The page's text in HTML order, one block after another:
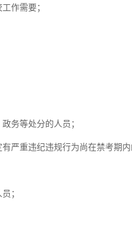
作需要；
务等处分的人员；
重违纪违规行为尚在禁考期内
；